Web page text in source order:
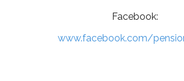
Facebook:
www.facebook.com/